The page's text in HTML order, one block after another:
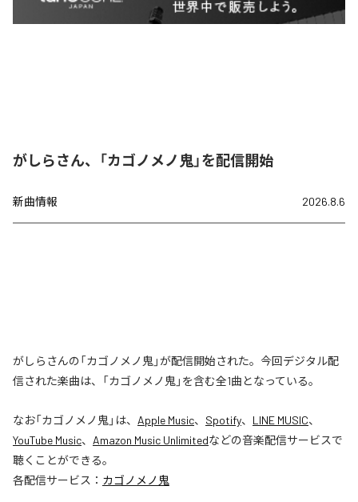
がしらさん、「カゴノメノ鬼」を配信開始
新曲情報 2026.8.6
がしらさんの「カゴノメノ鬼」が配信開始された。今回デジタル配
信された楽曲は、「カゴノメノ鬼」を含む全1曲となっている。
なお「カゴノメノ鬼」は、 Apple Music、 Spotify、 LINE MUSIC、
YouTube Music、 Amazon Music Unlimitedなどの音楽配信サービスで
聴くことができる。
各配信サービス： カゴノメノ鬼